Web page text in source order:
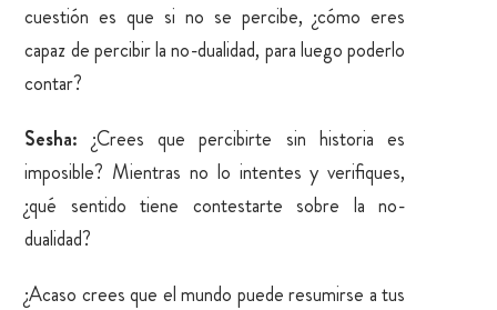
cuestión es que si no se percibe, ¿cómo eres
capaz de percibir la no-dualidad, para luego poderlo
contar?
Sesha: ¿Crees que percibirte sin historia es
imposible? Mientras no lo intentes y verifiques,
¿qué sentido tiene contestarte sobre la no-
dualidad?
¿Acaso crees que el mundo puede resumirse a tus